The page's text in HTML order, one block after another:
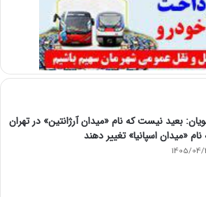
بعید نیست که نام «میدان آرژانتین» در تهران
نام «میدان اسپانیا» تغییر دهند
1405/04/